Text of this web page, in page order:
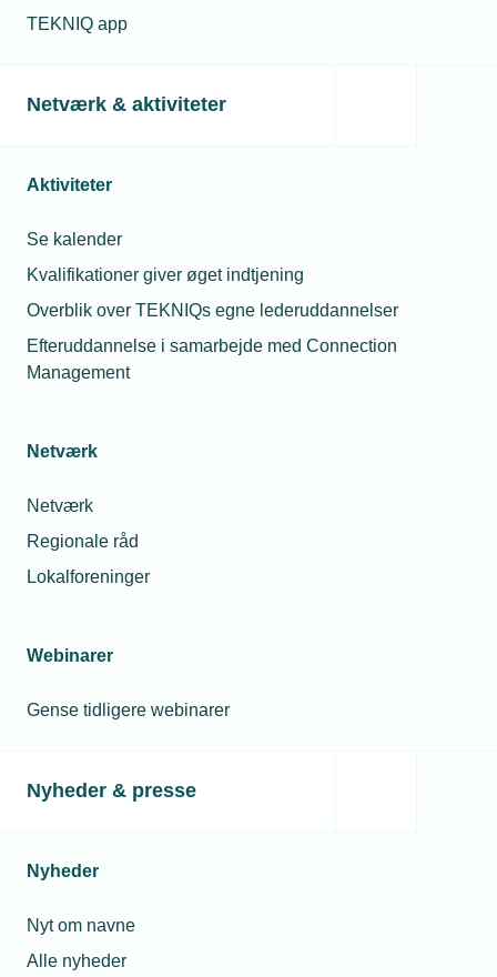
TEKNIQ app
Netværk & aktiviteter
Aktiviteter
Se kalender
Kvalifikationer giver øget indtjening
Overblik over TEKNIQs egne lederuddannelser
Efteruddannelse i samarbejde med Connection
Management
Netværk
Netværk
Regionale råd
Lokalforeninger
Webinarer
Gense tidligere webinarer
Nyheder & presse
Nyheder
Nyt om navne
Alle nyheder